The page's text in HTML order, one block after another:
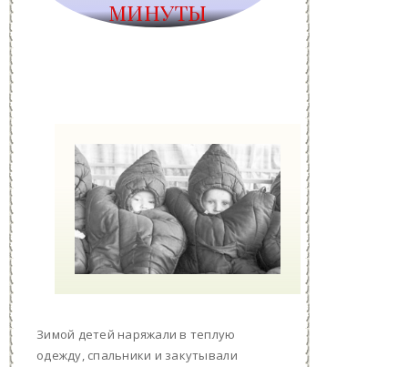
МИНУТЫ
Зимой детей наряжали в теплую
одежду, спальники и закутывали